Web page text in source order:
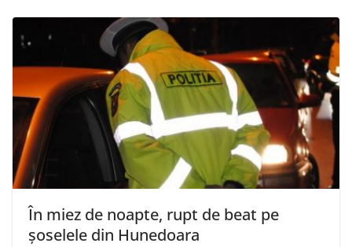
În miez de noapte, rupt de beat pe
șoselele din Hunedoara